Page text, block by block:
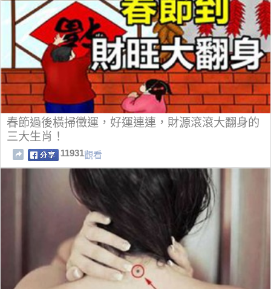
春節過後橫掃黴運，好運連連，財源滾滾大翻身的
三大生肖！
11931觀看